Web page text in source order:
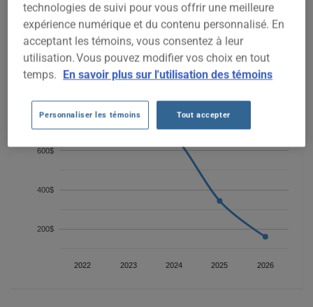
Pour trouver la meilleur assurance pour votre véhicule
TOYOTA 4RUNNER 2007, il est plus important que jamais de
comparer les options disponibles.
2022 2023 2024 2025 2026
200$
400$
600$
800$
1 000$
technologies de suivi pour vous offrir une meilleure
expérience numérique et du contenu personnalisé. En
acceptant les témoins, vous consentez à leur
utilisation. Vous pouvez modifier vos choix en tout
temps. En savoir plus sur l'utilisation des témoins
Personnaliser les témoins Tout accepter